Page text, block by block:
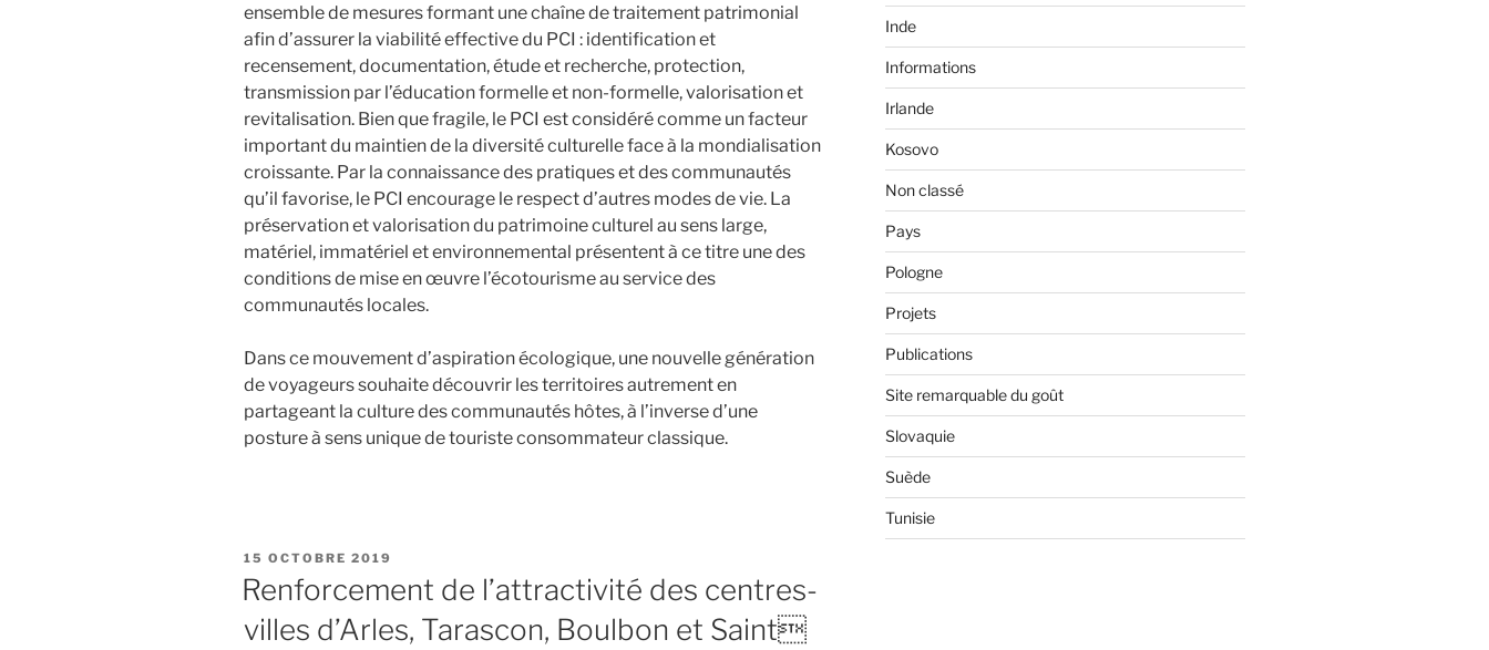
ensemble de mesures formant une chaîne de traitement patrimonial
afin d’assurer la viabilité effective du PCI : identification et
recensement, documentation, étude et recherche, protection,
transmission par l’éducation formelle et non-formelle, valorisation et
revitalisation. Bien que fragile, le PCI est considéré comme un facteur
important du maintien de la diversité culturelle face à la mondialisation
croissante. Par la connaissance des pratiques et des communautés
qu’il favorise, le PCI encourage le respect d’autres modes de vie. La
préservation et valorisation du patrimoine culturel au sens large,
matériel, immatériel et environnemental présentent à ce titre une des
conditions de mise en œuvre l’écotourisme au service des
communautés locales.
Dans ce mouvement d’aspiration écologique, une nouvelle génération
de voyageurs souhaite découvrir les territoires autrement en
partageant la culture des communautés hôtes, à l’inverse d’une
posture à sens unique de touriste consommateur classique.
PUBLIÉ
LE
15 OCTOBRE 2019
Renforcement de l’attractivité des centres-
villes d’Arles, Tarascon, Boulbon et Saint
Inde
Informations
Irlande
Kosovo
Non classé
Pays
Pologne
Projets
Publications
Site remarquable du goût
Slovaquie
Suède
Tunisie